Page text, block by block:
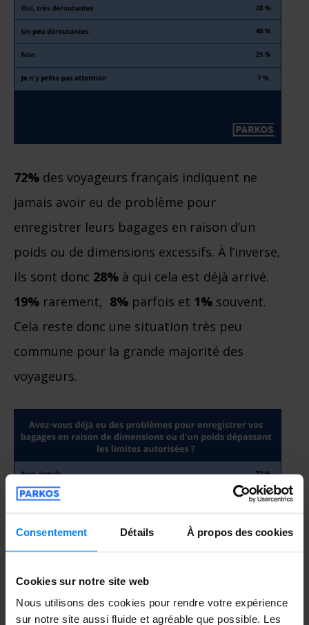
Consentement Détails À propos des cookies
Cookies sur notre site web
Nous utilisons des cookies pour rendre votre expérience
sur notre site aussi fluide et agréable que possible. Les
72% des voyageurs français indiquent ne
jamais avoir eu de problème pour
enregistrer leurs bagages en raison d’un
poids ou de dimensions excessifs. À l’inverse,
ils sont donc 28% à qui cela est déjà arrivé.
19% rarement, 8% parfois et 1% souvent.
Cela reste donc une situation très peu
commune pour la grande majorité des
voyageurs.